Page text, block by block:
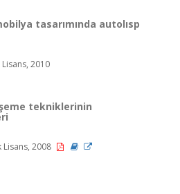
tasarımında autolısp
2010
tekniklerinin
Lisans, 2008